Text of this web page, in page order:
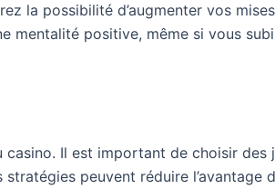
la possibilité d’augmenter vos
mentalité positive, même si vous
Il est important de choisir
peuvent réduire l’avantage